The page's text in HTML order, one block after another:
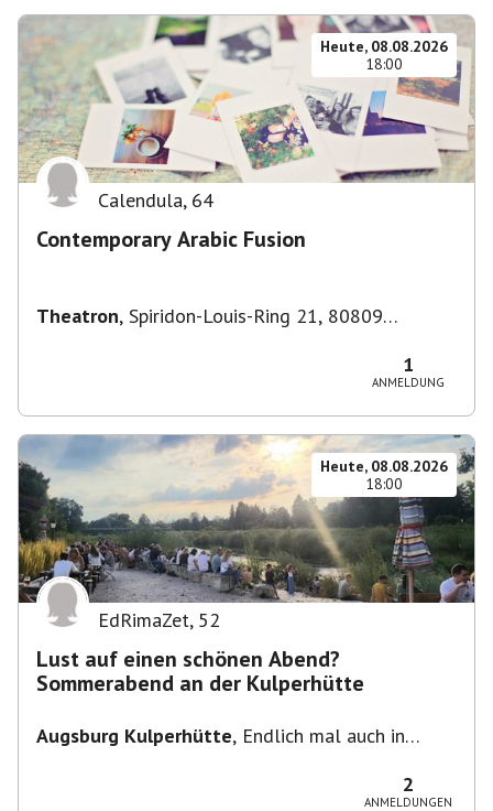
Heute, 08.08.2026
18:00
Calendula, 64
Contemporary Arabic Fusion
Theatron, Spiridon-Louis-Ring 21, 80809
1
ANMELDUNG
Heute, 08.08.2026
18:00
EdRimaZet, 52
Lust auf einen schönen Abend?
Sommerabend an der Kulperhütte
Augsburg Kulperhütte, Endlich mal auch in
2
ANMELDUNGEN